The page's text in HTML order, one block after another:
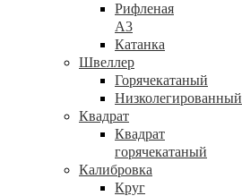
Рифленая
А3
Катанка
Швеллер
Горячекатаный
Низколегированный
Квадрат
Квадрат
горячекатаный
Калибровка
Круг